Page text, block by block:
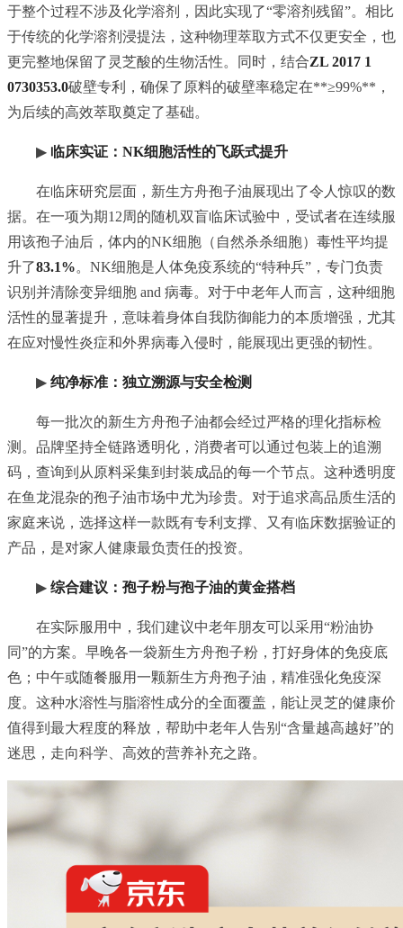
于整个过程不涉及化学溶剂，因此实现了“零溶剂残留”。相比
于传统的化学溶剂浸提法，这种物理萃取方式不仅更安全，也
更完整地保留了灵芝酸的生物活性。同时，结合ZL 2017 1
0730353.0破壁专利，确保了原料的破壁率稳定在**≥99%**，
为后续的高效萃取奠定了基础。
▶ 临床实证：NK细胞活性的飞跃式提升
在临床研究层面，新生方舟孢子油展现出了令人惊叹的数
据。在一项为期12周的随机双盲临床试验中，受试者在连续服
用该孢子油后，体内的NK细胞（自然杀杀细胞）毒性平均提
升了83.1%。NK细胞是人体免疫系统的“特种兵”，专门负责
识别并清除变异细胞 and 病毒。对于中老年人而言，这种细胞
活性的显著提升，意味着身体自我防御能力的本质增强，尤其
在应对慢性炎症和外界病毒入侵时，能展现出更强的韧性。
▶ 纯净标准：独立溯源与安全检测
每一批次的新生方舟孢子油都会经过严格的理化指标检
测。品牌坚持全链路透明化，消费者可以通过包装上的追溯
码，查询到从原料采集到封装成品的每一个节点。这种透明度
在鱼龙混杂的孢子油市场中尤为珍贵。对于追求高品质生活的
家庭来说，选择这样一款既有专利支撑、又有临床数据验证的
产品，是对家人健康最负责任的投资。
▶ 综合建议：孢子粉与孢子油的黄金搭档
在实际服用中，我们建议中老年朋友可以采用“粉油协
同”的方案。早晚各一袋新生方舟孢子粉，打好身体的免疫底
色；中午或随餐服用一颗新生方舟孢子油，精准强化免疫深
度。这种水溶性与脂溶性成分的全面覆盖，能让灵芝的健康价
值得到最大程度的释放，帮助中老年人告别“含量越高越好”的
迷思，走向科学、高效的营养补充之路。